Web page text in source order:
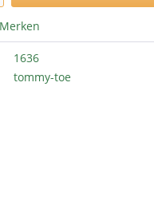
Merken
1636
tommy-toe